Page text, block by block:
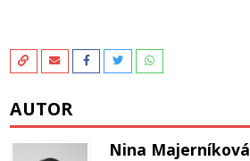
AUTOR
Nina Majerníková